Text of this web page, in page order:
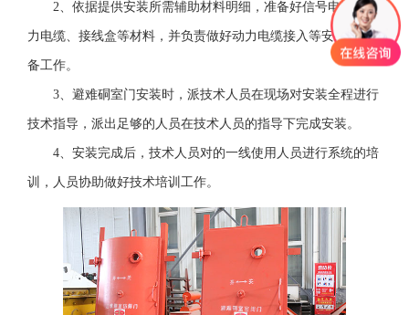
2、依据提供安装所需辅助材料明细，准备好信号电缆、动
力电缆、接线盒等材料，并负责做好动力电缆接入等安装前准
备工作。
3、避难硐室门安装时，派技术人员在现场对安装全程进行
技术指导，派出足够的人员在技术人员的指导下完成安装。
4、安装完成后，技术人员对的一线使用人员进行系统的培
训，人员协助做好技术培训工作。